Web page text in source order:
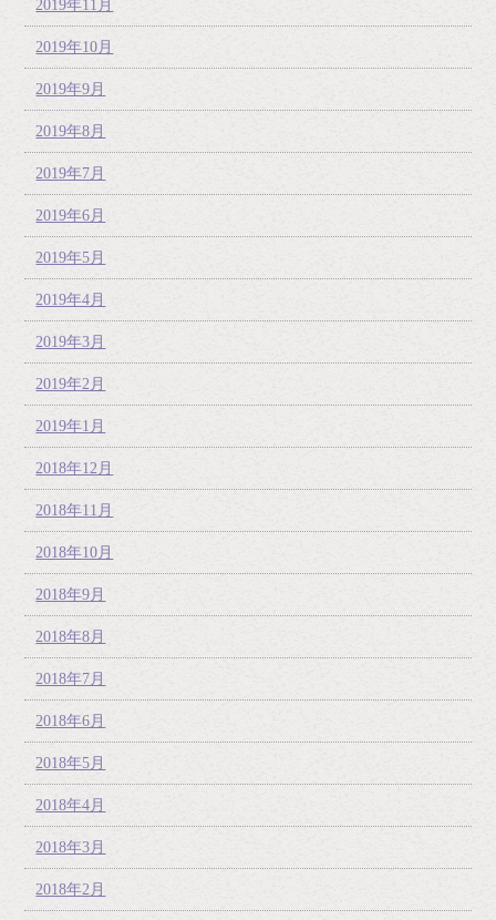
2019年11月
2019年10月
2019年9月
2019年8月
2019年7月
2019年6月
2019年5月
2019年4月
2019年3月
2019年2月
2019年1月
2018年12月
2018年11月
2018年10月
2018年9月
2018年8月
2018年7月
2018年6月
2018年5月
2018年4月
2018年3月
2018年2月